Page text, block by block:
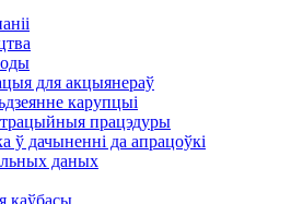
для акцыянераў
карупцыі
працэдуры
ў дачыненні да апрацоўкі
даных
каўбасы